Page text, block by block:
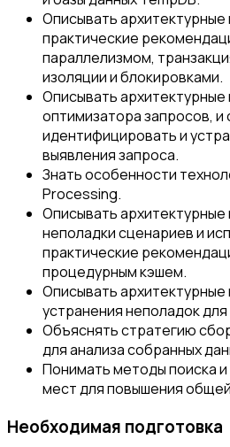
Описывать архитектурные
практические
параллелизмом,
изоляции и блокировками.
Описывать архитектурные
оптимизатора запросов, и
идентифицировать и
выявления запроса.
Знать особенности
Processing.
Описывать архитектурные
неполадки сценариев и
практические
процедурным кэшем.
Описывать
устранения неполадок
Объяснять стратегию
для анализа собранных
Понимать методы поиска и
мест для повышения
Необходимая подготовка